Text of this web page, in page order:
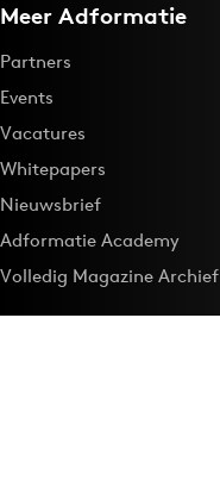
Meer Adformatie
Partners
Events
Vacatures
Whitepapers
Nieuwsbrief
Adformatie Academy
Volledig Magazine Archief